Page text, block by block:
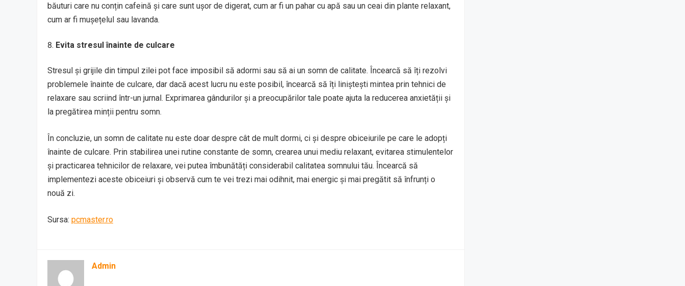
băuturi care nu conțin cafeină și care sunt ușor de digerat, cum ar fi un pahar cu apă sau un ceai din plante relaxant,
cum ar fi mușețelul sau lavanda.
Evita stresul înainte de culcare
Stresul și grijile din timpul zilei pot face imposibil să adormi sau să ai un somn de calitate. Încearcă să îți rezolvi
problemele înainte de culcare, dar dacă acest lucru nu este posibil, încearcă să îți liniștești mintea prin tehnici de
relaxare sau scriind într-un jurnal. Exprimarea gândurilor și a preocupărilor tale poate ajuta la reducerea anxietății și
la pregătirea minții pentru somn.
În concluzie, un somn de calitate nu este doar despre cât de mult dormi, ci și despre obiceiurile pe care le adopți
înainte de culcare. Prin stabilirea unei rutine constante de somn, crearea unui mediu relaxant, evitarea stimulentelor
și practicarea tehnicilor de relaxare, vei putea îmbunătăți considerabil calitatea somnului tău. Încearcă să
implementezi aceste obiceiuri și observă cum te vei trezi mai odihnit, mai energic și mai pregătit să înfrunți o
nouă zi.
Sursa: pcmaster.ro
Admin